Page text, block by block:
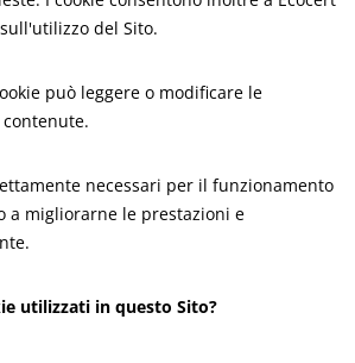
del Sito.
può leggere o modificare le
necessari per il funzionamento
a migliorarne le prestazioni e
utilizzati in questo Sito?